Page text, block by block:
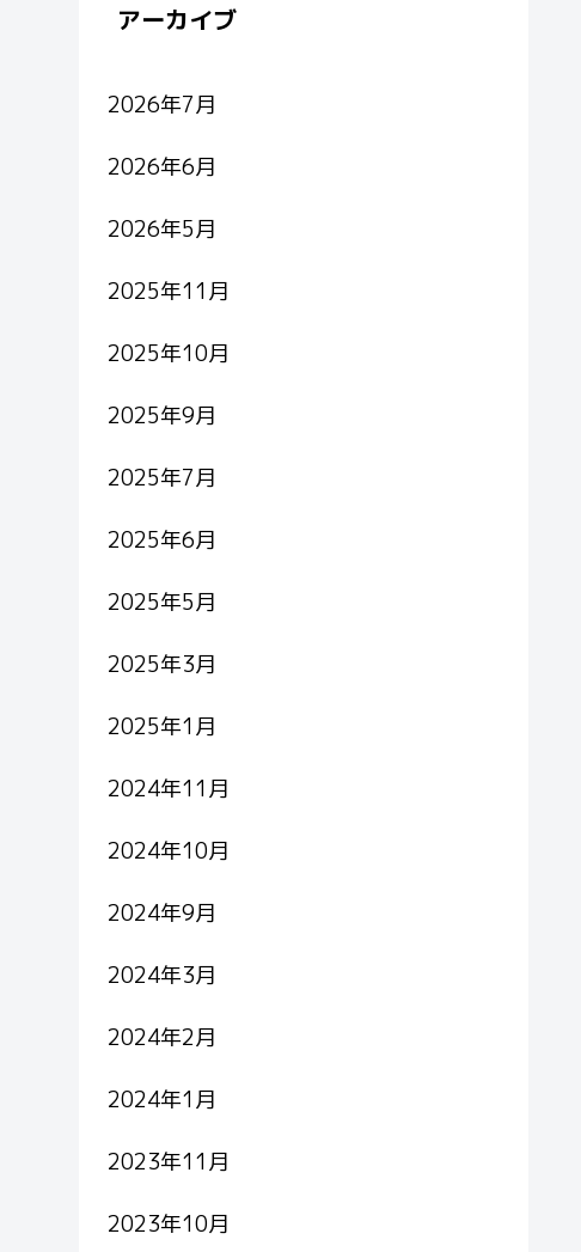
アーカイブ
2026年7月
2026年6月
2026年5月
2025年11月
2025年10月
2025年9月
2025年7月
2025年6月
2025年5月
2025年3月
2025年1月
2024年11月
2024年10月
2024年9月
2024年3月
2024年2月
2024年1月
2023年11月
2023年10月